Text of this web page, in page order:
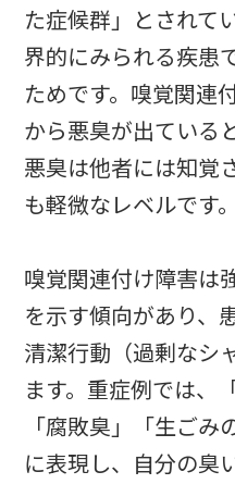
た症候群」とされて
界的にみられる疾患
ためです。嗅覚関連
から悪臭が出ている
悪臭は他者には知覚
も軽微なレベルです。
嗅覚関連付け障害は
を示す傾向があり、
清潔行動（過剰なシ
ます。重症例では、
「腐敗臭」「生ご
に表現し、自分の臭